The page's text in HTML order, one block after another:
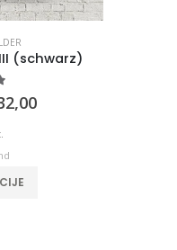
(schwarz)
Preisspanne: